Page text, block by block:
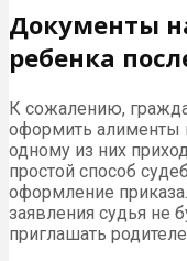
Документы
ребенка
К сожалению,
оформить алименты
одному из них
простой способ
оформление
заявления судья не
приглашать